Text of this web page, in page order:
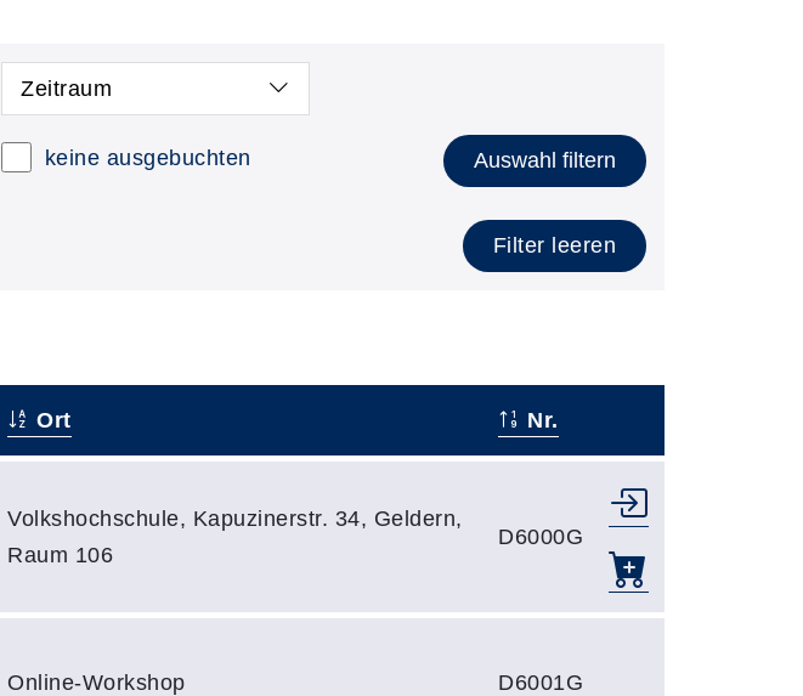
Zeitraum
keine ausgebuchten Auswahl filtern
Filter leeren
Ort Nr.
Volkshochschule, Kapuzinerstr. 34, Geldern,
Raum 106
D6000G
Online-Workshop D6001G